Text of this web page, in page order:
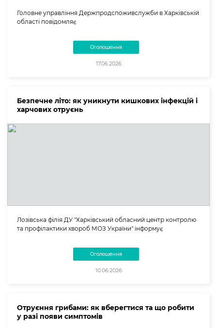
Головне управління Держпродспоживслужби в Харківській
області повідомляє
Оголошення
17.06.2026
Безпечне літо: як уникнути кишкових інфекцій і
харчових отруєнь
Лозівська філія ДУ "Харківський обласний центр контролю
та профілактики хвороб МОЗ України" інформує
Оголошення
10.06.2026
Отруєння грибами: як вберегтися та що робити
у разі появи симптомів